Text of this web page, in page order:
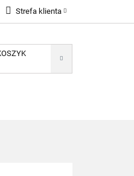
Strefa klienta
Zarejestruj się
Dodaj zgłoszenie